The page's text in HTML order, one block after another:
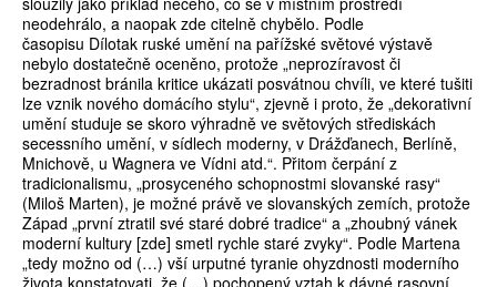
neodehrálo, a naopak zde citelně chybělo. Podle
časopisu Dílotak ruské umění na pařížské světové výstavě
nebylo dostatečně oceněno, protože „neprozíravost či
bezradnost bránila kritice ukázati posvátnou chvíli, ve které tušiti
lze vznik nového domácího stylu“, zjevně i proto, že „dekorativní
umění studuje se skoro výhradně ve světových střediskách
secessního umění, v sídlech moderny, v Drážďanech, Berlíně,
Mnichově, u Wagnera ve Vídni atd.“. Přitom čerpání z
tradicionalismu, „prosyceného schopnostmi slovanské rasy“
(Miloš Marten), je možné právě ve slovanských zemích, protože
Západ „první ztratil své staré dobré tradice“ a „zhoubný vánek
moderní kultury [zde] smetl rychle staré zvyky“. Podle Martena
„tedy možno od (…) vší urputné tyranie ohyzdnosti moderního